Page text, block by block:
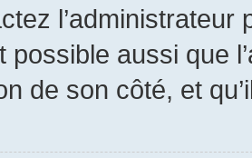
l’administrateur
possible aussi que
de son côté, et